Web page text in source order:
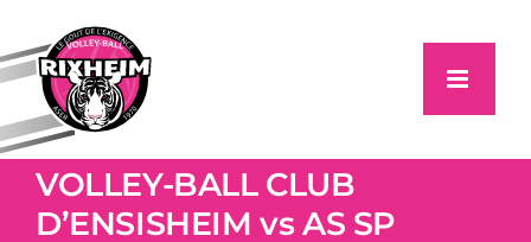
contenu
VOLLEY-BALL CLUB
D’ENSISHEIM vs AS SP